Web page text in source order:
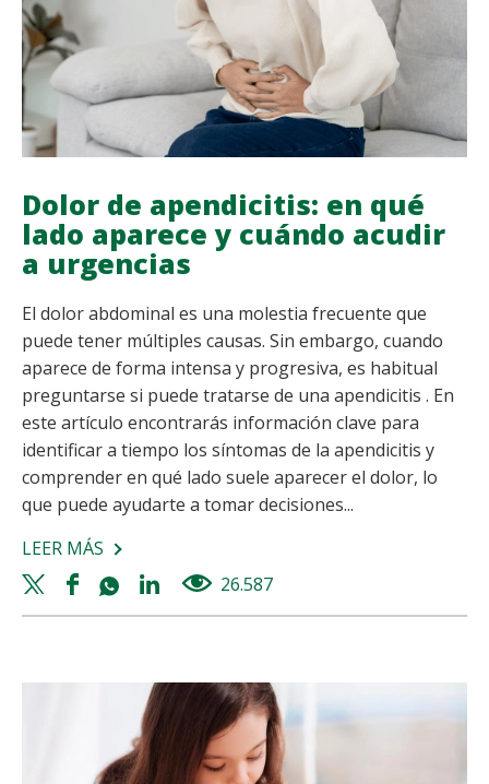
Dolor de apendicitis: en qué
lado aparece y cuándo acudir
a urgencias
El dolor abdominal es una molestia frecuente que
puede tener múltiples causas. Sin embargo, cuando
aparece de forma intensa y progresiva, es habitual
preguntarse si puede tratarse de una apendicitis . En
este artículo encontrarás información clave para
identificar a tiempo los síntomas de la apendicitis y
comprender en qué lado suele aparecer el dolor, lo
que puede ayudarte a tomar decisiones...
LEER MÁS SOBRE
DOLOR
DE
LADO
APARECE
Y
Twitter
share
Facebook
share
Whatsapp
share
Linkedin
share
26.587